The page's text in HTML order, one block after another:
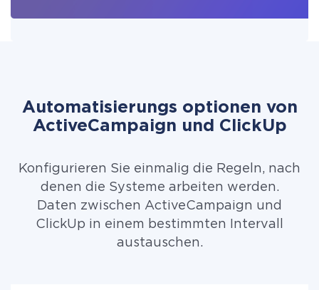
Automatisierungs optionen von
ActiveCampaign und ClickUp
Konfigurieren Sie einmalig die Regeln, nach
denen die Systeme arbeiten werden.
Daten zwischen ActiveCampaign und
ClickUp in einem bestimmten Intervall
austauschen.